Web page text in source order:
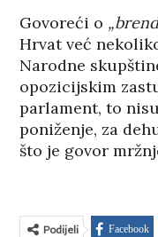
Govoreći o
Hrvat već
Narodne
opozicijskim
parlament, to
poniženje, za
što je govor
Podijeli Facebook
SLUŽBI
16/02/
ČIJE SU
ZLATNE
12/02/
RAFALI